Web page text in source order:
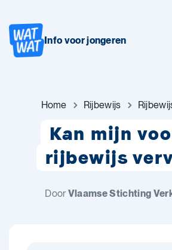
Info voor jongeren
Home Rijbewijs
Kan mijn
rijbewijs
DoorVlaamse Stichting